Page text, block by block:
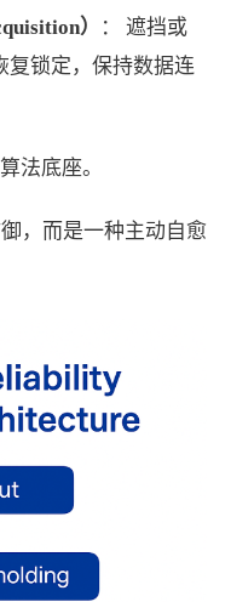
）
： 遮挡或
复锁定，保持数据连
法底座。
，而是一种主动自愈